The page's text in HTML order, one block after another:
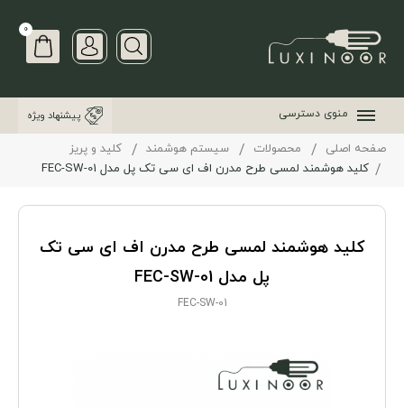
0
منوی دسترسی پیشنهاد ویژه
صفحه اصلی محصولات سیستم هوشمند
کلید و پریز
کلید هوشمند لمسی طرح مدرن اف ای سی تک پل مدل FEC-SW-01
کلید هوشمند لمسی طرح مدرن اف ای سی تک
پل مدل FEC-SW-01
FEC-SW-01